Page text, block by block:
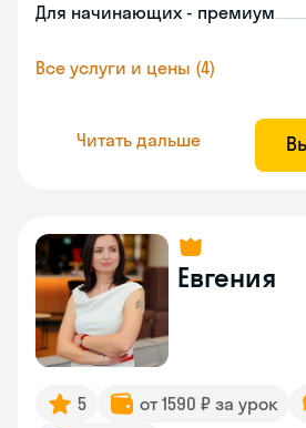
Для начинающих - премиум
Все услуги и цены (4)
Читать дальше
Евгения
5 от 1590 ₽ за урок